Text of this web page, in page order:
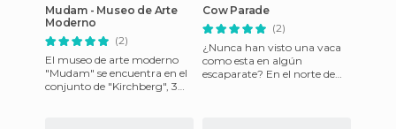
Mudam - Museo de Arte
Moderno
(2)
El museo de arte moderno
"Mudam" se encuentra en el
conjunto de "Kirchberg", 3
Cow Parade
(2)
¿Nunca han visto una vaca
como esta en algún
escaparate? En el norte de